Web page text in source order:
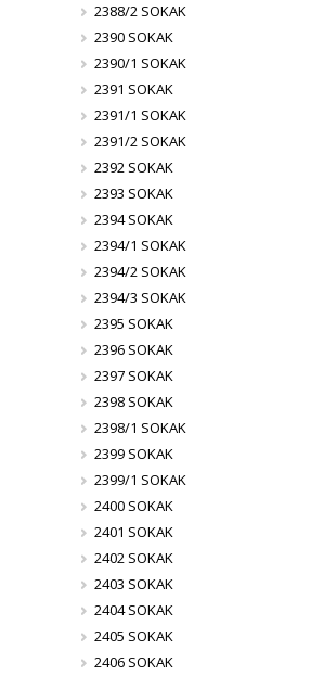
2388/2 SOKAK
2390 SOKAK
2390/1 SOKAK
2391 SOKAK
2391/1 SOKAK
2391/2 SOKAK
2392 SOKAK
2393 SOKAK
2394 SOKAK
2394/1 SOKAK
2394/2 SOKAK
2394/3 SOKAK
2395 SOKAK
2396 SOKAK
2397 SOKAK
2398 SOKAK
2398/1 SOKAK
2399 SOKAK
2399/1 SOKAK
2400 SOKAK
2401 SOKAK
2402 SOKAK
2403 SOKAK
2404 SOKAK
2405 SOKAK
2406 SOKAK